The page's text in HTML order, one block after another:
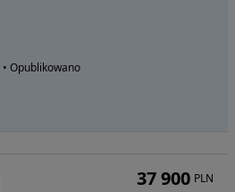
Opublikowano
37 900 PLN